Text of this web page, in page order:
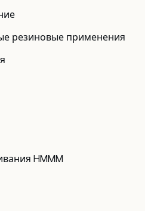
резиновые применения
HMMM